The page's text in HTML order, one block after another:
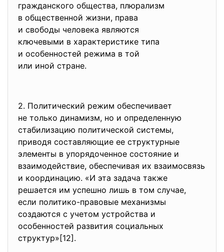
гражданского общества, плюрализм
в общественной жизни, права
и свободы человека являются
ключевыми в характеристике типа
и особенностей режима в той
или иной стране.
2. Политический режим обеспечивает
не только динамизм, но и определенную
стабилизацию политической системы,
приводя составляющие ее структурные
элементы в упорядоченное состояние и
взаимодействие, обеспечивая их взаимосвязь
и координацию. «И эта задача также
решается им успешно лишь в том случае,
если политико-правовые механизмы
создаются с учетом устройства и
особенностей развития социальных
структур»[12].